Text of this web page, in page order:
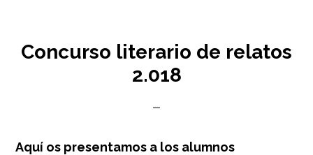
Concurso literario de relatos
2.018
Aquí os presentamos a los alumnos